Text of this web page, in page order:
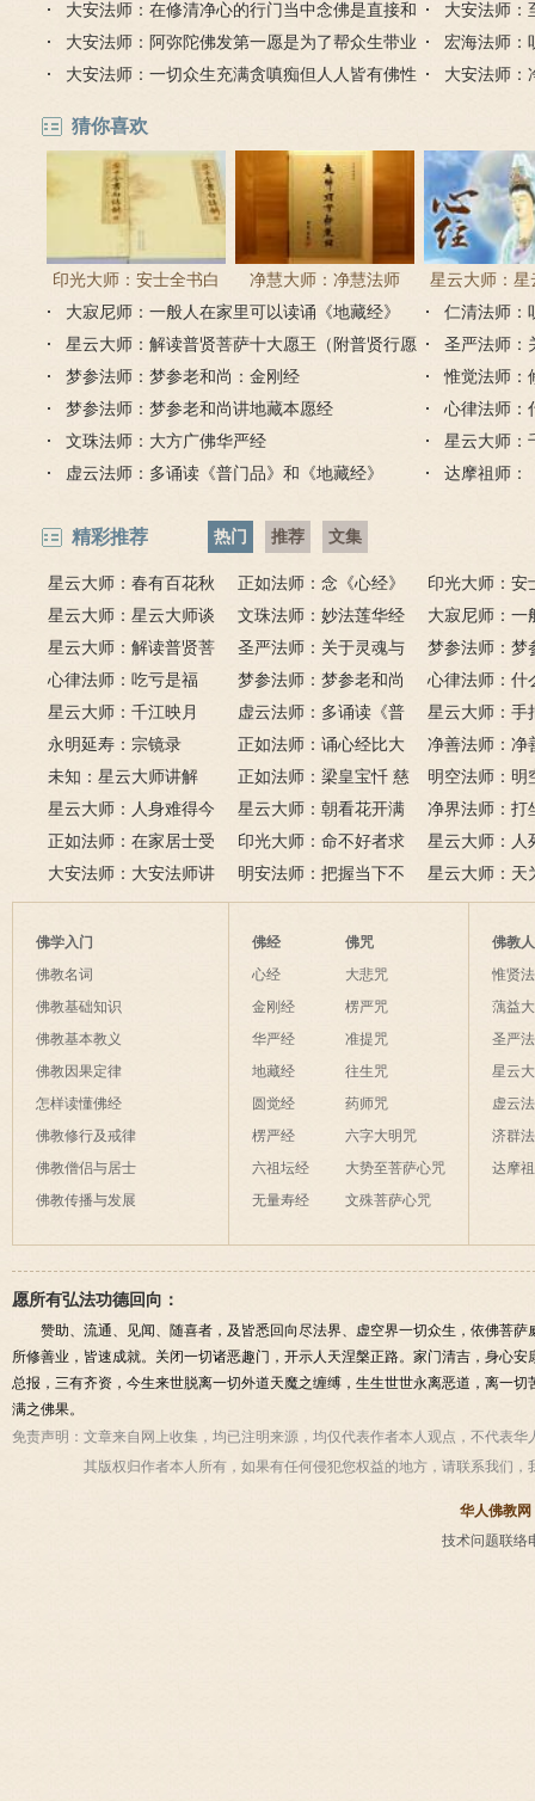
大安法师：在修清净心的行门当中念佛是直接和
圆顿的
大安法师：
大安法师：阿弥陀佛发第一愿是为了帮众生带业
往生
宏海法师：
进行的
大安法师：一切众生充满贪嗔痴但人人皆有佛性 大安法师：
猜你喜欢
印光大师：安士全书白
话解
净慧大师：净慧法师
《楞严经》浅译
星云大师：星
《心经
大寂尼师：一般人在家里可以读诵《地藏经》
吗？
仁清法师：
星云大师：解读普贤菩萨十大愿王（附普贤行愿
品全文）
圣严法师：
梦参法师：梦参老和尚：金刚经
惟觉法师：
梦参法师：梦参老和尚讲地藏本愿经
心律法师：
文珠法师：大方广佛华严经
星云大师：
虚云法师：多诵读《普门品》和《地藏经》
达摩祖师：
精彩推荐 热门 推荐 文集
星云大师：春有百花秋
有月，夏有凉风冬有雪；
若无闲事挂心头，便是人
间好时节。
正如法师：念《心经》
比《大悲咒》更好吗？
印光大师：安
话解
星云大师：星云大师谈
《心经》
文珠法师：妙法莲华经
大寂尼师：一
里可以读诵《
吗？
星云大师：解读普贤菩
萨十大愿王（附普贤行愿
品全文）
圣严法师：关于灵魂与
鬼的终极真相
梦参法师：梦
尚：金刚经
心律法师：吃亏是福
梦参法师：梦参老和尚
讲地藏本愿经
心律法师：什
有缘？
星云大师：千江映月
虚云法师：多诵读《普
门品》和《地藏经》
星云大师：手
满田，低头便
六根清净方为
来是向前。
永明延寿：宗镜录
正如法师：诵心经比大
悲咒功德大吗
净善法师：净
看风水与算命
运？
未知：星云大师讲解
正如法师：梁皇宝忏 慈
悲道场
明空法师：明
《心经》中的
星云大师：人身难得今
已得，佛法难闻今已闻；
此身不向今生度，更向何
生度此身？
星云大师：朝看花开满
树红，暮看花落树还空；
若将花比人间事，花与人
间事一同。
净界法师：打
该怎么念佛？
正如法师：在家居士受
五戒可以搭缦衣吗？
印光大师：命不好者求
美好姻缘，有个简单方
法
星云大师：人
是怎样的？
大安法师：大安法师讲
解
明安法师：把握当下不
后悔
星云大师：天
为毡，日月星
夜间不敢长伸
破海底天。
佛学入门
佛教名词
佛教基础知识
佛教基本教义
佛教因果定律
怎样读懂佛经
佛教修行及戒律
佛教僧侣与居士
佛教传播与发展
佛经
心经
金刚经
华严经
地藏经
圆觉经
楞严经
六祖坛经
无量寿经
佛咒
大悲咒
楞严咒
准提咒
往生咒
药师咒
六字大明咒
大势至菩萨心咒
文殊菩萨心咒
佛教
惟贤
蕅益
圣严
星云
虚云
济群
达摩
愿所有弘法功德回向：
赞助、流通、见闻、随喜者，及皆悉回向尽法界、虚空界一切众生，依佛菩
所修善业，皆速成就。关闭一切诸恶趣门，开示人天涅槃正路。家门清吉，身心
总报，三有齐资，今生来世脱离一切外道天魔之缠缚，生生世世永离恶道，离一
满之佛果。
免责声明： 文章来自网上收集，均已注明来源，均仅代表作者本人观点，不代表
其版权归作者本人所有，如果有任何侵犯您权益的地方，请联系我们，
华人佛教网
技术问题联络